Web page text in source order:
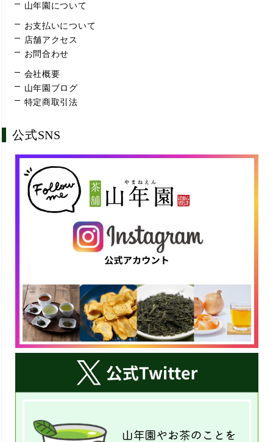
山年園について
お支払いについて
店舗アクセス
お問合わせ
会社概要
山年園ブログ
特定商取引法
公式SNS